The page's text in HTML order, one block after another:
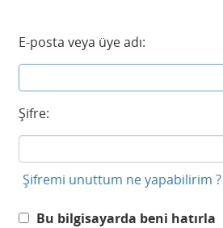
E-posta veya üye adı:
Şifre:
Şifremi unuttum ne yapabilirim ?
Bu bilgisayarda beni hatırla